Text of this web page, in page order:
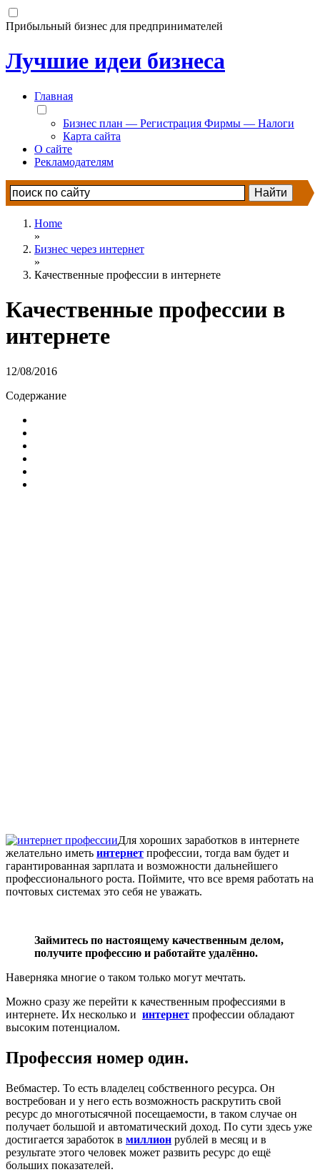
Прибыльный бизнес для предпринимателей
Лучшие идеи бизнеса
Главная
Бизнес план — Регистрация Фирмы — Налоги
Карта сайта
О сайте
Рекламодателям
Home
»
Бизнес через интернет
»
Качественные профессии в интернете
Качественные профессии в
интернете
12/08/2016
Содержание
Для хороших заработков в интернете
желательно иметь интернет профессии, тогда вам будет и
гарантированная зарплата и возможности дальнейшего
профессионального роста. Поймите, что все время работать на
почтовых системах это себя не уважать.
Займитесь по настоящему качественным делом,
получите профессию и работайте удалённо.
Наверняка многие о таком только могут мечтать.
Можно сразу же перейти к качественным профессиями в
интернете. Их несколько и интернет профессии обладают
высоким потенциалом.
Профессия номер один.
Вебмастер. То есть владелец собственного ресурса. Он
востребован и у него есть возможность раскрутить свой
ресурс до многотысячной посещаемости, в таком случае он
получает большой и автоматический доход. По сути здесь уже
достигается заработок в миллион рублей в месяц и в
результате этого человек может развить ресурс до ещё
больших показателей.